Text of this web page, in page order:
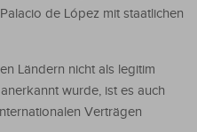
de López mit staatlichen
Ländern nicht als legitim
wurde, ist es auch
Verträgen